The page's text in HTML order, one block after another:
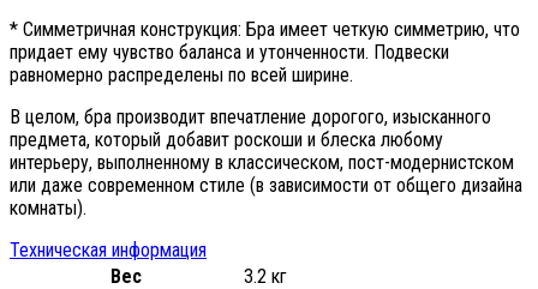
* Симметричная конструкция: Бра имеет четкую симметрию, что
придает ему чувство баланса и утонченности. Подвески
равномерно распределены по всей ширине.
В целом, бра производит впечатление дорогого, изысканного
предмета, который добавит роскоши и блеска любому
интерьеру, выполненному в классическом, пост-модернистском
или даже современном стиле (в зависимости от общего дизайна
комнаты).
Техническая информация
Вес
3.2 кг